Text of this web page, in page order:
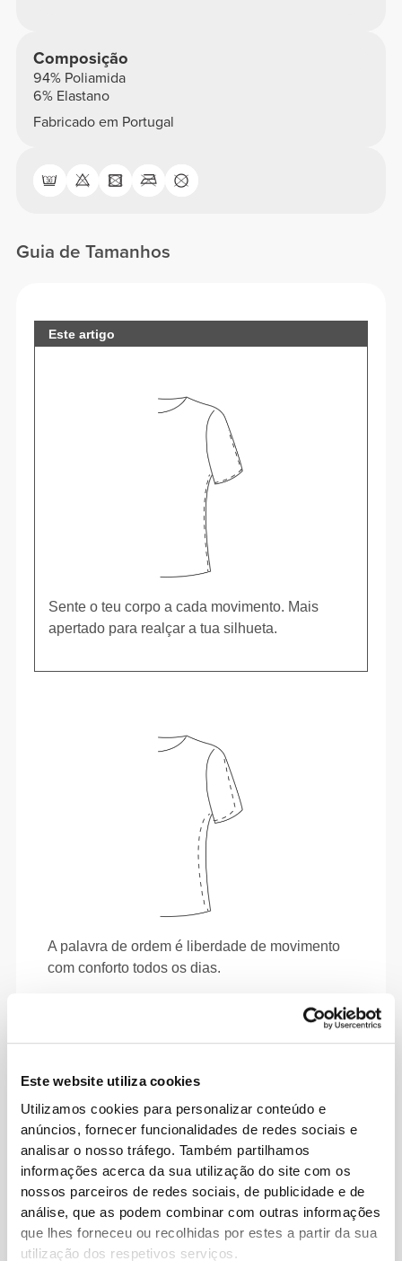
Este website utiliza cookies
Utilizamos cookies para personalizar conteúdo e
anúncios, fornecer funcionalidades de redes sociais e
analisar o nosso tráfego. Também partilhamos
informações acerca da sua utilização do site com os
nossos parceiros de redes sociais, de publicidade e de
análise, que as podem combinar com outras informações
que lhes forneceu ou recolhidas por estes a partir da sua
utilização dos respetivos serviços.
Composição
94% Poliamida
6% Elastano
Fabricado em Portugal
Guia de Tamanhos
Este artigo
Sente o teu corpo a cada movimento. Mais
apertado para realçar a tua silhueta.
A palavra de ordem é liberdade de movimento
com conforto todos os dias.